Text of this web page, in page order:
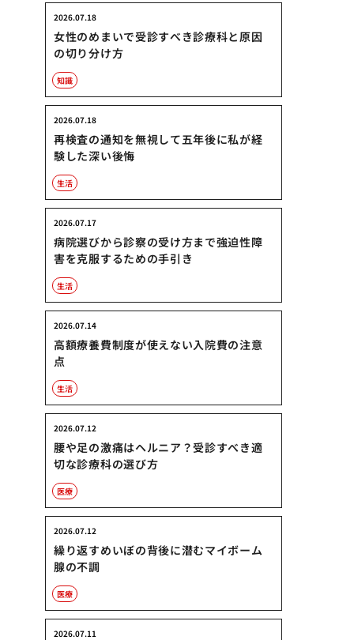
女性のめまいで受診すべき診療科と原因
の切り分け方
2026.07.18
知識
再検査の通知を無視して五年後に私が経
験した深い後悔
2026.07.18
生活
病院選びから診察の受け方まで強迫性障
害を克服するための手引き
2026.07.17
生活
高額療養費制度が使えない入院費の注意
点
2026.07.14
生活
腰や足の激痛はヘルニア？受診すべき適
切な診療科の選び方
2026.07.12
医療
繰り返すめいぼの背後に潜むマイボーム
腺の不調
2026.07.12
医療
2026.07.11